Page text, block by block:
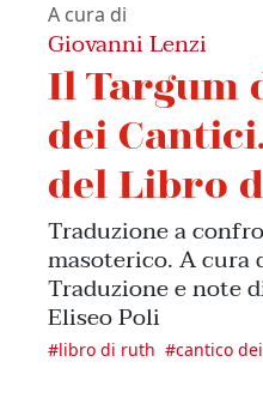
A cura di
Giovanni Lenzi
Il Targum
dei
del Libro
Traduzione a
masoterico. A cura
Traduzione e note
Eliseo Poli
#libro di ruth #cantico